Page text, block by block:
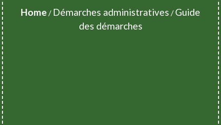
Home / Démarches administratives / Guide
des démarches